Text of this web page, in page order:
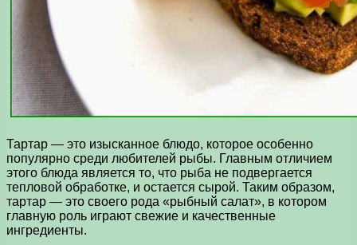
Тартар — это изысканное блюдо, которое особенно
популярно среди любителей рыбы. Главным отличием
этого блюда является то, что рыба не подвергается
тепловой обработке, и остается сырой. Таким образом,
тартар — это своего рода «рыбный салат», в котором
главную роль играют свежие и качественные
ингредиенты.